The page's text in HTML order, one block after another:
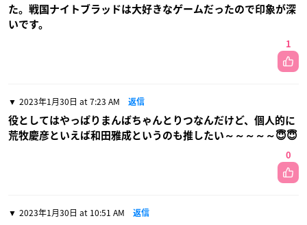
た。戦国ナイトブラッドは大好きなゲームだったので印象が深
いです。
1
2023年1月30日 at 7:23 AM 返信
役としてはやっぱりまんばちゃんとりつなんだけど、個人的に
荒牧慶彦といえば和田雅成というのも推したい～～～～～😇😇
0
2023年1月30日 at 10:51 AM 返信